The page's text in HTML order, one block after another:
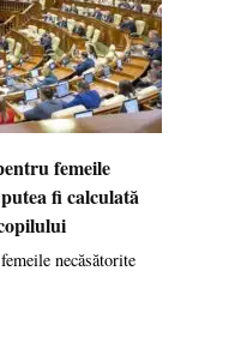
femeile
fi calculată
necăsătorite